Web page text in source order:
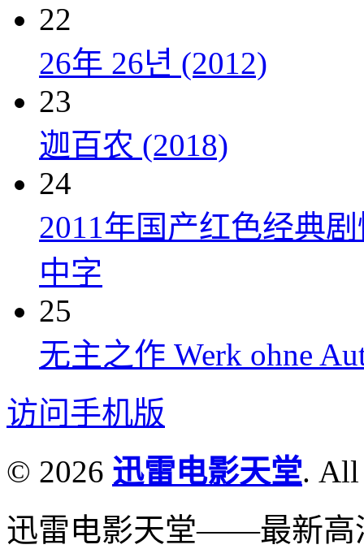
22
26年 26년 (2012)
23
迦百农 (2018)
24
2011年国产红色经典
中字
25
无主之作 Werk ohne
访问手机版
© 2026 迅雷电影天堂. All
迅雷电影天堂——最新高